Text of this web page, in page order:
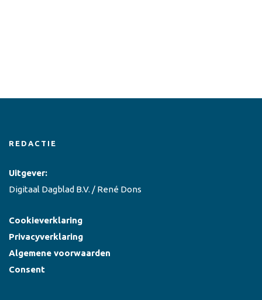
REDACTIE
Uitgever:
Digitaal Dagblad B.V. / René Dons
Cookieverklaring
Privacyverklaring
Algemene voorwaarden
Consent